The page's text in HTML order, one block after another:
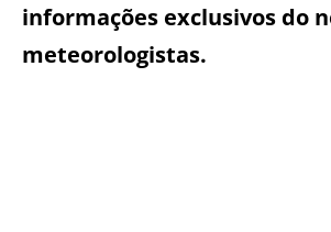
informações exclusivos do
meteorologistas.